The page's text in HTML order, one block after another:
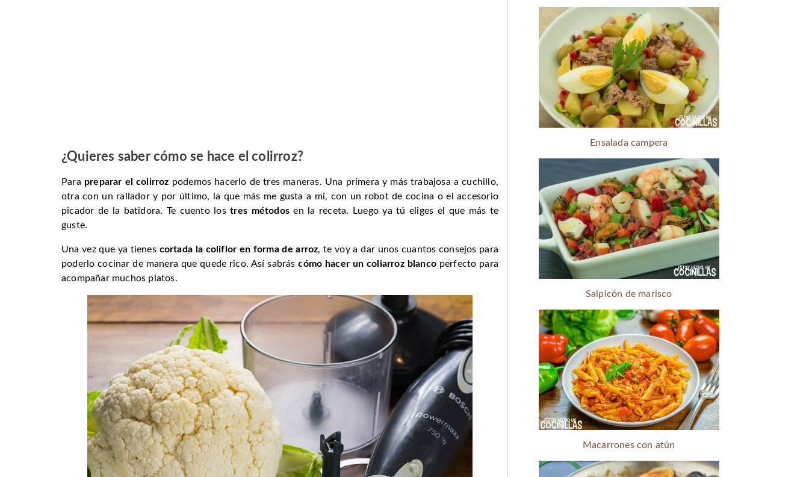
¿Quieres saber cómo se hace el colirroz?
Para preparar el colirroz podemos hacerlo de tres maneras. Una primera y más trabajosa a cuchillo,
otra con un rallador y por último, la que más me gusta a mi, con un robot de cocina o el accesorio
picador de la batidora. Te cuento lostres métodosen la receta. Luego ya tú eliges el que más te
guste.
Una vez que ya tienes cortada la coliflor en forma de arroz, te voy a dar unos cuantos consejos para
poderlo cocinar de manera que quede rico. Así sabráscómo hacer un coliarroz blancoperfecto para
acompañar muchos platos.
Ensalada campera
Salpicón de marisco
Macarrones con atún